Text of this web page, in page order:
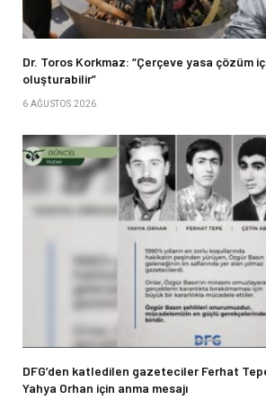
Dr. Toros Korkmaz: “Çerçeve yasa çözüm
oluşturabilir”
6 AĞUSTOS 2026
DFG’den katledilen gazeteciler Ferhat
Yahya Orhan için anma mesajı